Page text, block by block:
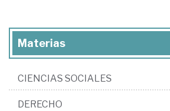
Materias
CIENCIAS SOCIALES
DERECHO